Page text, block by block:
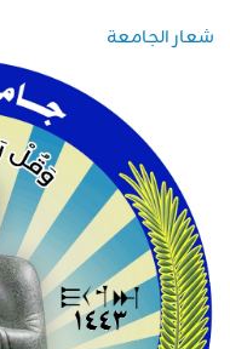
شعار الجامعة